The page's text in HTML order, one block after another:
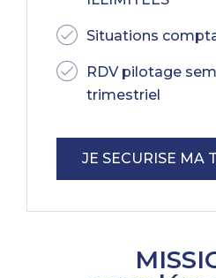
Situations
RDV pilotage
trimestriel
JE SECURISE MA